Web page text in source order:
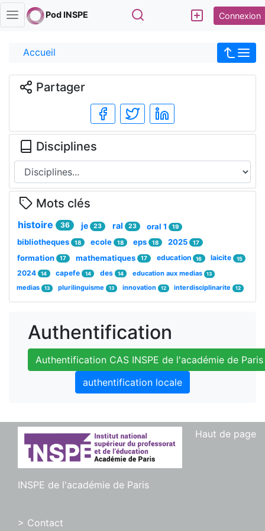
Pod INSPE Rechercher Connexion
Accueil
Authentification
Authentification CAS INSPE de l'académie de Paris
authentification locale
Partager
Disciplines
Mots clés
histoire 36 je 23 ral 23 oral 1 19
bibliotheques 18 ecole 18 eps 18 2025 17
formation 17 mathematiques 17 education 16 laicite 15
2024 14 capefe 14 des 14 education aux medias 13
medias 13 plurilinguisme 13 innovation 12 interdisciplinarite 12
Haut de page
INSPE de l'académie de Paris
> Contact